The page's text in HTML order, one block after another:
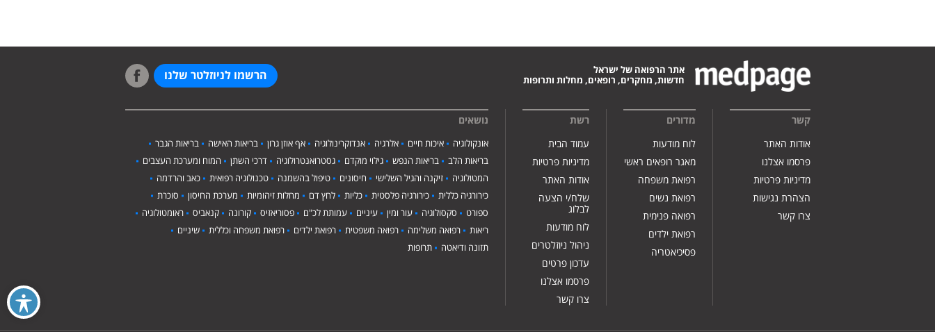
אתר הרפואה של ישראל
חדשות, מחקרים, רופאים, מחלות ותרופות
הרשמו לניוזלטר שלנו
קשר
אודות האתר
פרסמו אצלנו
מדיניות פרטיות
הצהרת נגישות
צרו קשר
מדורים
לוח מודעות
מאגר רופאים ראשי
רפואת משפחה
רפואת נשים
רפואה פנימית
רפואת ילדים
פסיכיאטריה
רשת
עמוד הבית
מדיניות פרטיות
אודות האתר
שלח/י הצעה
לבלוג
לוח מודעות
ניהול ניוזלטרים
עדכון פרטים
פרסמו אצלנו
צרו קשר
נושאים
אונקולוגיה איכות חיים אלרגיה אנדוקרינולוגיה אף אוזן גרון בריאות האישה
בריאות הגבר
בריאות הלב
בריאות הנפש גילוי מוקדם גסטרואנטרולוגיה דרכי השתן
המוח ומערכת העצבים
המטולוגיה
זיקנה והגיל השלישי חיסונים טיפול בהשמנה טכנולוגיה רפואית
כאב והרדמה
כירורגיה כללית
כירורגיה פלסטית כליות לחץ דם מחלות זיהומיות מערכת החיסון
סוכרת
ספורט
סקסולוגיה עור ומין עיניים עמותת לכ"ם פסוריאזיס קורונה קנאביס
ראומטולוגיה
ריאות
רפואה משלימה רפואה משפטית רפואת ילדים רפואת משפחה וכללית
שיניים
תזונה ודיאטה
תרופות